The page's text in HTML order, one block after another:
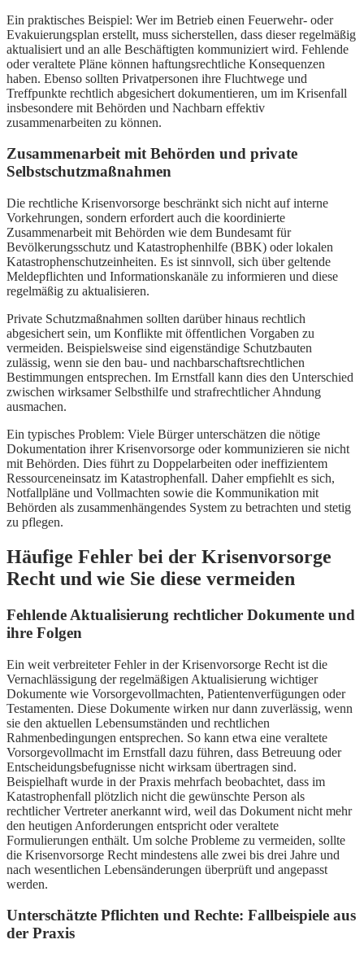
Ein praktisches Beispiel: Wer im Betrieb einen Feuerwehr- oder
Evakuierungsplan erstellt, muss sicherstellen, dass dieser regelmäßig
aktualisiert und an alle Beschäftigten kommuniziert wird. Fehlende
oder veraltete Pläne können haftungsrechtliche Konsequenzen
haben. Ebenso sollten Privatpersonen ihre Fluchtwege und
Treffpunkte rechtlich abgesichert dokumentieren, um im Krisenfall
insbesondere mit Behörden und Nachbarn effektiv
zusammenarbeiten zu können.
Zusammenarbeit mit Behörden und private
Selbstschutzmaßnahmen
Die rechtliche Krisenvorsorge beschränkt sich nicht auf interne
Vorkehrungen, sondern erfordert auch die koordinierte
Zusammenarbeit mit Behörden wie dem Bundesamt für
Bevölkerungsschutz und Katastrophenhilfe (BBK) oder lokalen
Katastrophenschutzeinheiten. Es ist sinnvoll, sich über geltende
Meldepflichten und Informationskanäle zu informieren und diese
regelmäßig zu aktualisieren.
Private Schutzmaßnahmen sollten darüber hinaus rechtlich
abgesichert sein, um Konflikte mit öffentlichen Vorgaben zu
vermeiden. Beispielsweise sind eigenständige Schutzbauten
zulässig, wenn sie den bau- und nachbarschaftsrechtlichen
Bestimmungen entsprechen. Im Ernstfall kann dies den Unterschied
zwischen wirksamer Selbsthilfe und strafrechtlicher Ahndung
ausmachen.
Ein typisches Problem: Viele Bürger unterschätzen die nötige
Dokumentation ihrer Krisenvorsorge oder kommunizieren sie nicht
mit Behörden. Dies führt zu Doppelarbeiten oder ineffizientem
Ressourceneinsatz im Katastrophenfall. Daher empfiehlt es sich,
Notfallpläne und Vollmachten sowie die Kommunikation mit
Behörden als zusammenhängendes System zu betrachten und stetig
zu pflegen.
Häufige Fehler bei der Krisenvorsorge
Recht und wie Sie diese vermeiden
Fehlende Aktualisierung rechtlicher Dokumente und
ihre Folgen
Ein weit verbreiteter Fehler in der Krisenvorsorge Recht ist die
Vernachlässigung der regelmäßigen Aktualisierung wichtiger
Dokumente wie Vorsorgevollmachten, Patientenverfügungen oder
Testamenten. Diese Dokumente wirken nur dann zuverlässig, wenn
sie den aktuellen Lebensumständen und rechtlichen
Rahmenbedingungen entsprechen. So kann etwa eine veraltete
Vorsorgevollmacht im Ernstfall dazu führen, dass Betreuung oder
Entscheidungsbefugnisse nicht wirksam übertragen sind.
Beispielhaft wurde in der Praxis mehrfach beobachtet, dass im
Katastrophenfall plötzlich nicht die gewünschte Person als
rechtlicher Vertreter anerkannt wird, weil das Dokument nicht mehr
den heutigen Anforderungen entspricht oder veraltete
Formulierungen enthält. Um solche Probleme zu vermeiden, sollte
die Krisenvorsorge Recht mindestens alle zwei bis drei Jahre und
nach wesentlichen Lebensänderungen überprüft und angepasst
werden.
Unterschätzte Pflichten und Rechte: Fallbeispiele aus
der Praxis